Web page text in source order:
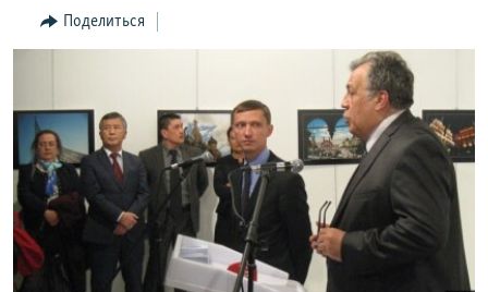
ВернутсяКЫРГЫЗЧА
TÜRKMENÇE
Поделиться